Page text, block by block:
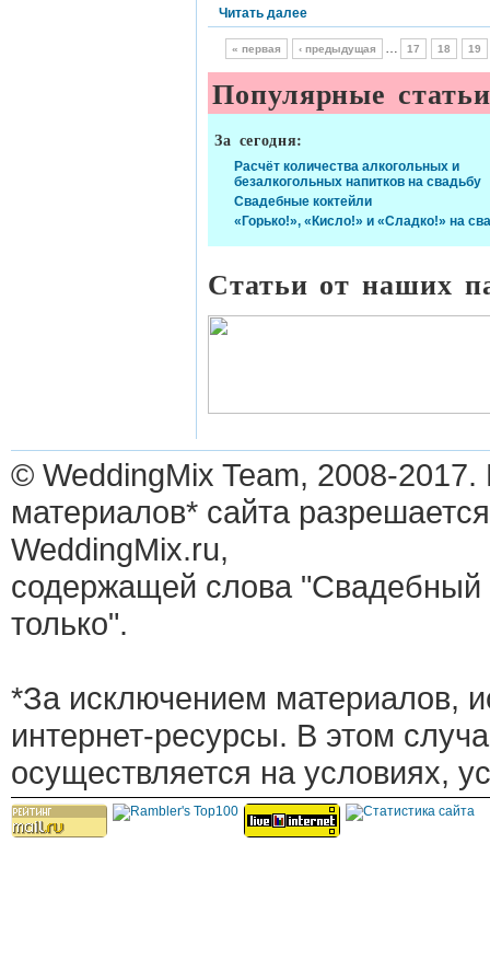
Читать далее
« первая ‹ предыдущая … 17 18 19
Популярные статьи
За сегодня:
Расчёт количества алкогольных и
безалкогольных напитков на свадьбу
Свадебные коктейли
«Горько!», «Кисло!» и «Сладко!» на
Статьи от наших
© WeddingMix Team, 2008-2017.
материалов* сайта
WeddingMix.ru,
содержащей слова
только".
*За исключением материалов,
интернет-ресурсы. В этом
осуществляется на условиях,